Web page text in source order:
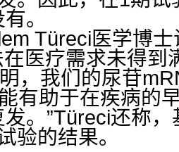
。
Türeci医学博
医疗需求未得到
，我们的尿苷
有助于在疾病的
。”Türeci还称
验的结果。